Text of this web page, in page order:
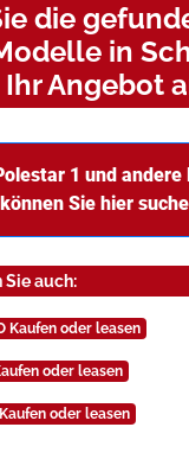
die
in
Angebot
1 und andere
können Sie hier
Sie auch:
Kaufen oder leasen
oder leasen
oder leasen